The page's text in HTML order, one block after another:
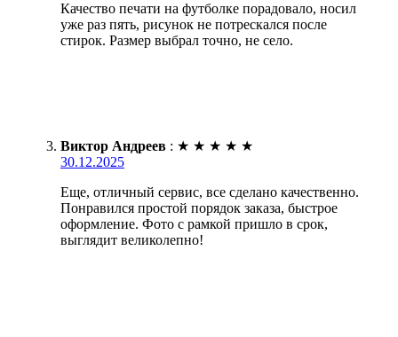
Качество печати на футболке порадовало, носил
уже раз пять, рисунок не потрескался после
стирок. Размер выбрал точно, не село.
Виктор Андреев : ★ ★ ★ ★ ★
30.12.2025
Еще, отличный сервис, все сделано качественно.
Понравился простой порядок заказа, быстрое
оформление. Фото с рамкой пришло в срок,
выглядит великолепно!